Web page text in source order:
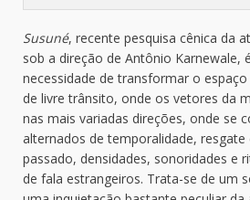
Susuné, recente pesquisa cênica da
sob a direção de Antônio Karnewale,
necessidade de transformar o
de livre trânsito, onde os vetores da
nas mais variadas direções, onde se
alternados de temporalidade, resgate
passado, densidades, sonoridades e
de fala estrangeiros. Trata-se de um